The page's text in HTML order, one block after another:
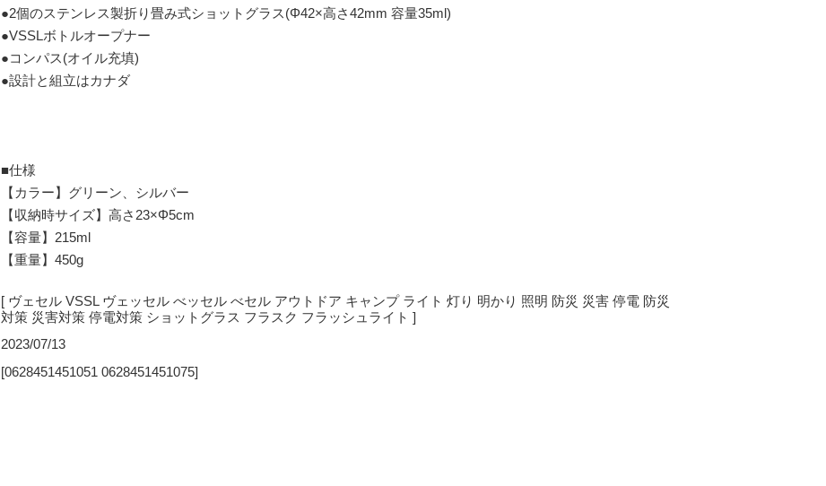
●2個のステンレス製折り畳み式ショットグラス(Φ42×高さ42mm 容量35ml)
●VSSLボトルオープナー
●コンパス(オイル充填)
●設計と組立はカナダ
■仕様
【カラー】グリーン、シルバー
【収納時サイズ】高さ23×Φ5cm
【容量】215ml
【重量】450g
[ ヴェセル VSSL ヴェッセル べッセル べセル アウトドア キャンプ ライト 灯り 明かり 照明 防災 災害 停電 防災
対策 災害対策 停電対策 ショットグラス フラスク フラッシュライト ]
2023/07/13
[0628451451051 0628451451075]